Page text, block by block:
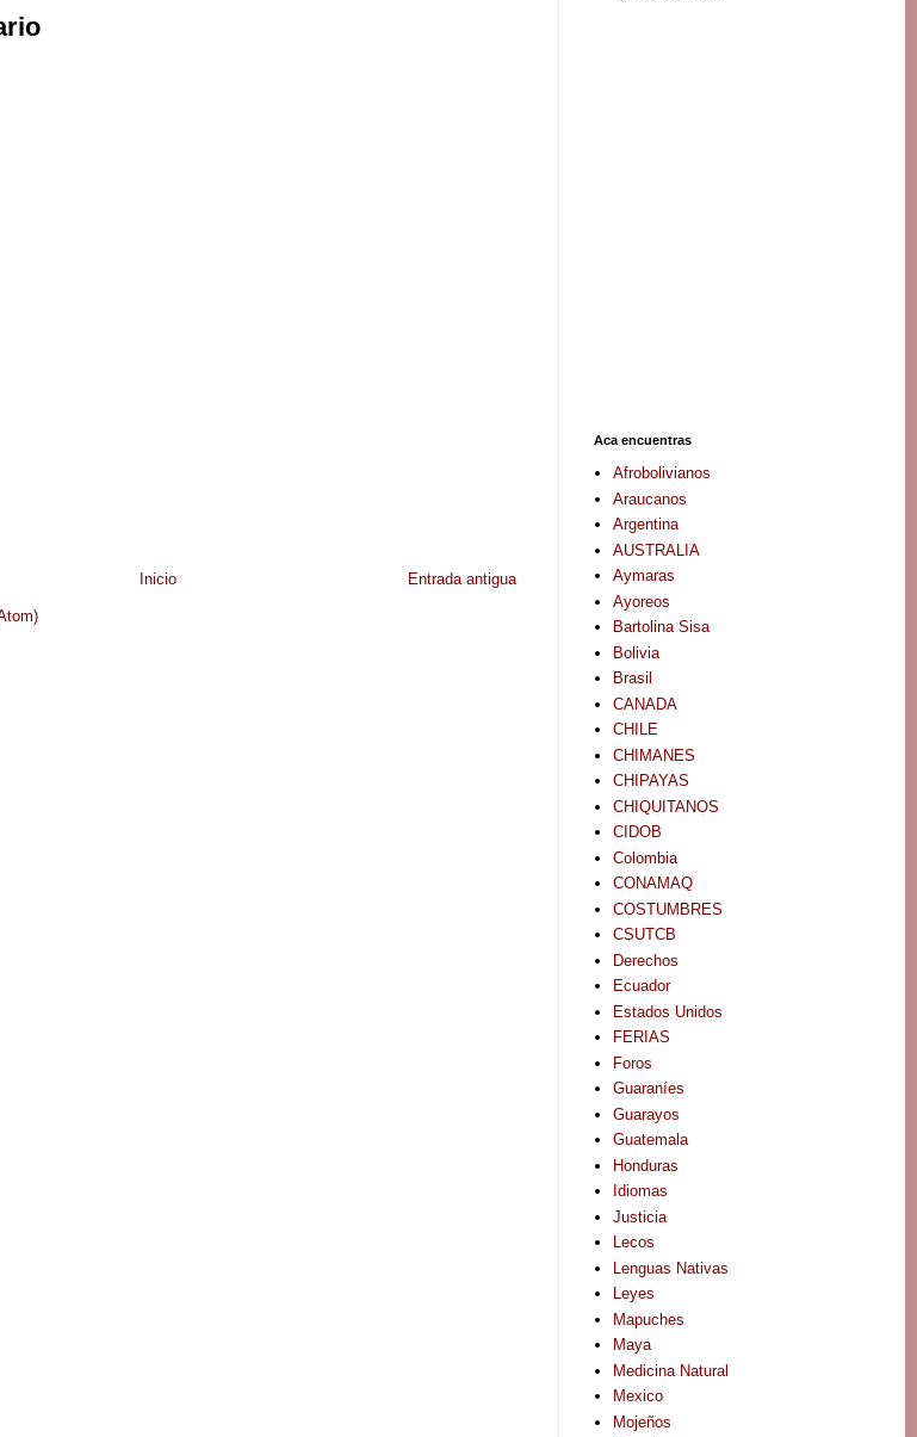
Entrada antigua
Inicio
Aca encuentras
Afrobolivianos
Araucanos
Argentina
AUSTRALIA
Aymaras
Ayoreos
Bartolina Sisa
Bolivia
Brasil
CANADA
CHILE
CHIMANES
CHIPAYAS
CHIQUITANOS
CIDOB
Colombia
CONAMAQ
COSTUMBRES
CSUTCB
Derechos
Ecuador
Estados Unidos
FERIAS
Foros
Guaraníes
Guarayos
Guatemala
Honduras
Idiomas
Justicia
Lecos
Lenguas Nativas
Leyes
Mapuches
Maya
Medicina Natural
Mexico
Mojeños